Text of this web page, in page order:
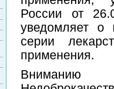
России от
уведомляет о
серии
применения.
Вниманию